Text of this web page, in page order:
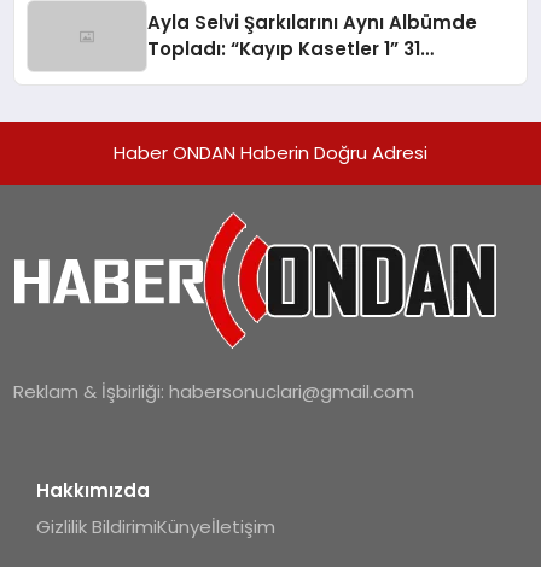
Ayla Selvi Şarkılarını Aynı Albümde
Topladı: “Kayıp Kasetler 1” 31
Haber ONDAN Haberin Doğru Adresi
Reklam & İşbirliği:habersonuclari@gmail.com
Hakkımızda
Gizlilik BildirimiKünyeİletişim